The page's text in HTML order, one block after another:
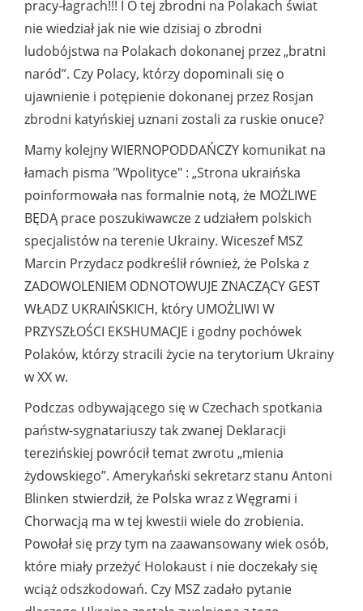
pracy-łagrach!!! I O tej zbrodni na Polakach świat
nie wiedział jak nie wie dzisiaj o zbrodni
ludobójstwa na Polakach dokonanej przez „bratni
naród”. Czy Polacy, którzy dopominali się o
ujawnienie i potępienie dokonanej przez Rosjan
zbrodni katyńskiej uznani zostali za ruskie onuce?
Mamy kolejny WIERNOPODDAŃCZY komunikat na
łamach pisma "Wpolityce" : „Strona ukraińska
poinformowała nas formalnie notą, że MOŻLIWE
BĘDĄ prace poszukiwawcze z udziałem polskich
specjalistów na terenie Ukrainy. Wiceszef MSZ
Marcin Przydacz podkreślił również, że Polska z
ZADOWOLENIEM ODNOTOWUJE ZNACZĄCY GEST
WŁADZ UKRAIŃSKICH, który UMOŻLIWI W
PRZYSZŁOŚCI EKSHUMACJE i godny pochówek
Polaków, którzy stracili życie na terytorium Ukrainy
w XX w.
Podczas odbywającego się w Czechach spotkania
państw-sygnatariuszy tak zwanej Deklaracji
terezińskiej powrócił temat zwrotu „mienia
żydowskiego”. Amerykański sekretarz stanu Antoni
Blinken stwierdził, że Polska wraz z Węgrami i
Chorwacją ma w tej kwestii wiele do zrobienia.
Powołał się przy tym na zaawansowany wiek osób,
które miały przeżyć Holokaust i nie doczekały się
wciąż odszkodowań. Czy MSZ zadało pytanie